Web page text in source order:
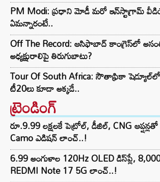
PM Modi: ప్రధాని మోడీ మరో ఇన్‌స్టాగ్రామ్
ఏమన్నారంటే..
Off The Record: ఆసిఫాబాద్ కాంగ్రెస్‌లో
అధ్యక్షురాలిపై తిరుగుబాటు?
Tour Of South Africa: సౌతాఫ్రికా
టీ20లు కూడా అక్కడే..
ట్రెండింగ్‌
రూ.9.99 లక్షలకే పెట్రోల్, డీజిల్, CNG
Camo ఎడిషన్ లాంచ్..!
6.99 అంగుళాల 120Hz OLED డిస్‌ప్లే,
REDMI Note 17 5G లాంచ్..!